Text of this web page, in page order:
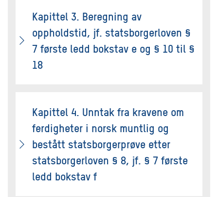
Kapittel 3. Beregning av
oppholdstid, jf. statsborgerloven §
7 første ledd bokstav e og § 10 til §
18
Kapittel 4. Unntak fra kravene om
ferdigheter i norsk muntlig og
bestått statsborgerprøve etter
statsborgerloven § 8, jf. § 7 første
ledd bokstav f